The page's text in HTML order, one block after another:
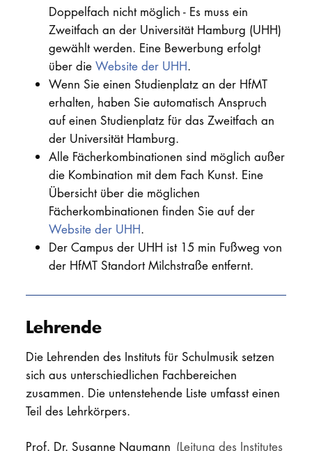
Doppelfach nicht möglich - Es muss ein
Zweitfach an der Universität Hamburg (UHH)
gewählt werden. Eine Bewerbung erfolgt
über die Website der UHH.
Wenn Sie einen Studienplatz an der HfMT
erhalten, haben Sie automatisch Anspruch
auf einen Studienplatz für das Zweitfach an
der Universität Hamburg.
Alle Fächerkombinationen sind möglich außer
die Kombination mit dem Fach Kunst. Eine
Übersicht über die möglichen
Fächerkombinationen finden Sie auf der
Website der UHH.
Der Campus der UHH ist 15 min Fußweg von
der HfMT Standort Milchstraße entfernt.
Lehrende
Die Lehrenden des Instituts für Schulmusik setzen
sich aus unterschiedlichen Fachbereichen
zusammen. Die untenstehende Liste umfasst einen
Teil des Lehrkörpers.
Prof. Dr. Susanne Naumann (Leitung des Institutes